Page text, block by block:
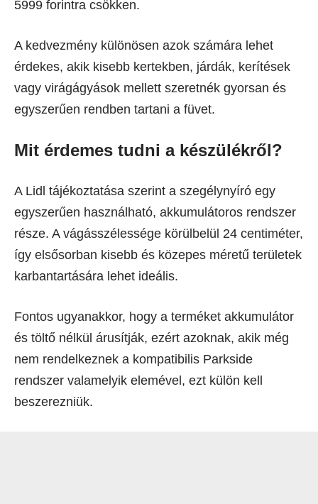
5999 forintra csökken.
A kedvezmény különösen azok számára lehet
érdekes, akik kisebb kertekben, járdák, kerítések
vagy virágágyások mellett szeretnék gyorsan és
egyszerűen rendben tartani a füvet.
Mit érdemes tudni a készülékről?
A Lidl tájékoztatása szerint a szegélynyíró egy
egyszerűen használható, akkumulátoros rendszer
része. A vágásszélessége körülbelül 24 centiméter,
így elsősorban kisebb és közepes méretű területek
karbantartására lehet ideális.
Fontos ugyanakkor, hogy a terméket akkumulátor
és töltő nélkül árusítják, ezért azoknak, akik még
nem rendelkeznek a kompatibilis Parkside
rendszer valamelyik elemével, ezt külön kell
beszerezniük.